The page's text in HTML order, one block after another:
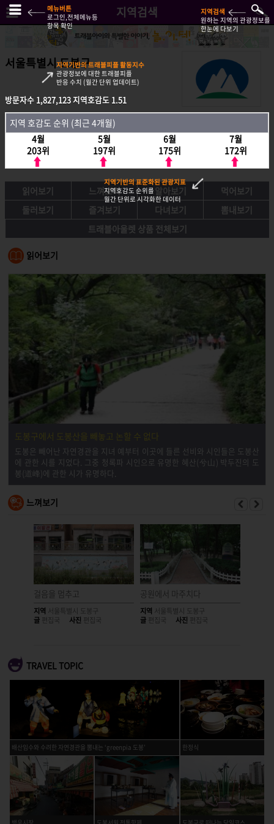
지역검색
서울특별시 도봉구
방문자수 1,827,123지역호감도 1.51
지역호감도 순위 (최근 4개월)
4월
203위
5월
197위
6월
175위
7월
172위
읽어보기 느껴보기 알아보기
먹어보기
둘러보기
즐겨보기 다녀보기
뽐내보기
트래블아울렛 상품 전체보기
읽어보기
도봉구에서 도봉산을 빼놓고 논할 수 없다
도봉은 빼어난 자연경관을 지녀 예부터 이곳에 들른 선비와 시인들은 도봉산
에 관한 시를 지었다. 그중 청록파 시인으로 유명한 혜산(兮山) 박두진의 도
봉(道峰)에 관한 시가 유명하다.
느껴보기
걸음을 멈추고
지역 서울특별시 도봉구
글 편집국 사진 편집국
공원에서 마주치다
지역 서울특별시 도봉구
글 편집국 사진 편집국
TRAVEL TOPIC
배산임수와 수려한 자연경관을 뽐내는 ‘greenpia 도봉’ 한정식
방문자수 1,827,123지역호감도 1.51
지역 호감도 순위 (최근 4개월)
4월
203위
5월
197위
6월
175위
7월
172위
메뉴버튼
로그인,전체메뉴등
항목 확인
지역검색
원하는 지역의 관광정보를
한눈에 다보기
지역기반의 트래블피플 활동지수
관광정보에 대한 트래블피플
반응 수치 (월간 단위 업데이트)
지역기반의 표준화된 관광지표
지역호감도 순위를
월간 단위로 시각화한 데이터